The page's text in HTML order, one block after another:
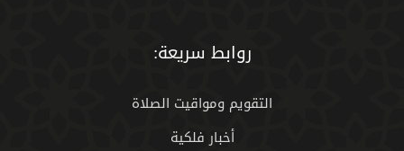
روابط سريعة:
التقويم ومواقيت الصلاة
أخبار فلكية